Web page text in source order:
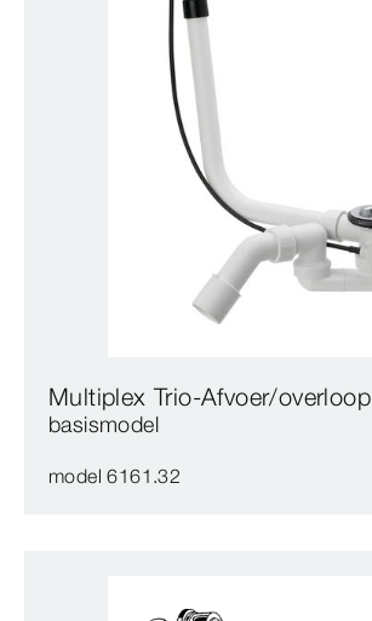
Multiplex Trio-Afvoer/overloop
basismodel
model 6161.32